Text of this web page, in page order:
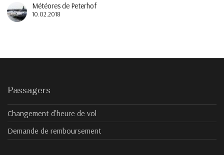
Météores de Peterhof
10.02.2018
Passagers
Changement d'heure de vol
Demande de remboursement